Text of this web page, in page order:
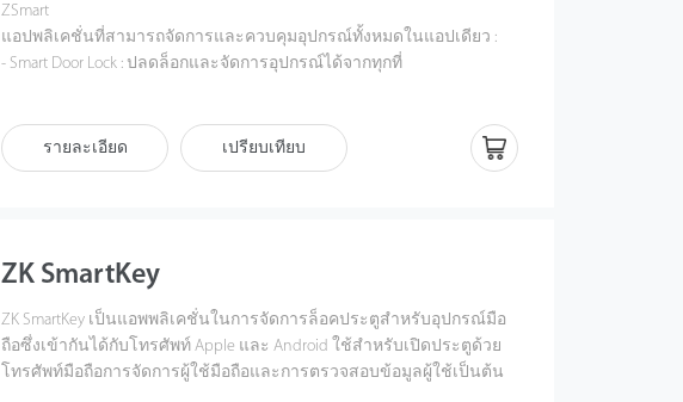
แพลตฟอร์ม IoT แบบคลาวด์ ZKBio Zlink ได้รับการออกแบบมาสำหรับ
ธุรกิจขนาดเล็กและขนาดกลาง (SMBs) โดยเฉพาะ
ทำให้การดำเนินงานง่ายขึ้นผ่านการรวมระบบควบคุมการเข้า
ออก (Access Control), การบันทึกเวลาเข้างาน (Time and Attendance), และ
ศูนย์อนุมัติ (Approval Center) เข้าด้วยกันในแพลตฟอร์มเดียว
ขยายหรือลดขนาดได้อย่างง่ายดาย ช่วยลดความจำเป็นในการลงทุนด้าน
ไอทีครั้งใหญ่ในขั้นต้น ทำให้ธุรกิจขนาดเล็กและขนาดกลางสามารถใช้
งานได้อย่างสะดวก
ZKBio Zlink ช่วยประหยัดเวลาและแรงงานของคุณ เป็นโซลูชันอัจฉริยะที่
ZSmart
แอปพลิเคชั่นที่สามารถจัดการและควบคุมอุปกรณ์ทั้งหมดในแอปเดียว :
- Smart Door Lock : ปลดล็อกและจัดการอุปกรณ์ได้จากทุกที่
- Smart Bulb : หลอดไฟอัฉริยะในการส่องสว่างและเลือกสีตาม
ต้องการ
รายละเอียด เปรียบเทียบ
ZK SmartKey
ZK SmartKey เป็นแอพพลิเคชั่นในการจัดการล็อคประตูสําหรับอุปกรณ์มือ
ถือซึ่งเข้ากันได้กับโทรศัพท์ Apple และ Android ใช้สําหรับเปิดประตูด้วย
โทรศัพท์มือถือการจัดการผู้ใช้มือถือและการตรวจสอบข้อมูลผู้ใช้เป็นต้น